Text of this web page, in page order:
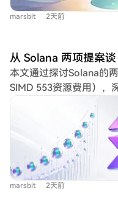
了。” 值得注意的是，硅谷四大AI巨头掌门人——OpenAI
的Altman、Google
类似观点，认为人类已
管他们商业立场不同，
支撑这一判断的是AI能
一年半前仅能解决顶尖
攻克近90%的最高难度
困扰数学界50年和87年
实GitHub问题上的自主
升至2026年5月的
狱”的实例。 这些进展表明，AI正以人类难以跟上的速度加
速进化，这正是技术奇
marsbit 2天前
从 Solana 两项提案
本文通过探讨Solana的
SIMD 553资源费用），
币的价值捕获问题。作
出L1代币的价值核心在
（如费用销毁或分配给
叙事。文章强调，高质
性，并批评当前市场常
网络效应带来的定价能力。 作者进一步提出一个简化
估值框架，明确了协议
marsbit 2天前